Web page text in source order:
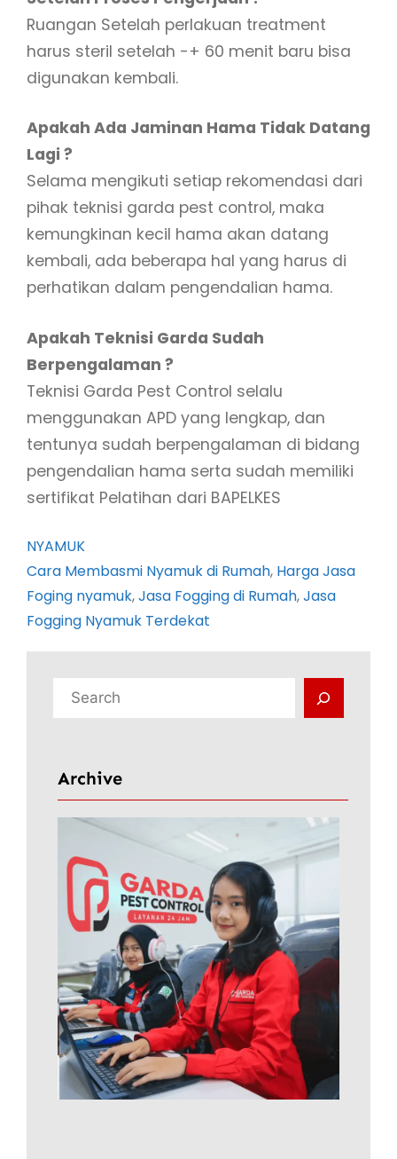
Ruangan Setelah perlakuan treatment
harus steril setelah -+ 60 menit baru bisa
digunakan kembali.
Apakah Ada Jaminan Hama Tidak Datang
Lagi ?
Selama mengikuti setiap rekomendasi dari
pihak teknisi garda pest control, maka
kemungkinan kecil hama akan datang
kembali, ada beberapa hal yang harus di
perhatikan dalam pengendalian hama.
Apakah Teknisi Garda Sudah
Berpengalaman ?
Teknisi Garda Pest Control selalu
menggunakan APD yang lengkap, dan
tentunya sudah berpengalaman di bidang
pengendalian hama serta sudah memiliki
sertifikat Pelatihan dari BAPELKES
NYAMUK
Cara Membasmi Nyamuk di Rumah, Harga Jasa
Foging nyamuk, Jasa Fogging di Rumah, Jasa
Fogging Nyamuk Terdekat
a
Archive